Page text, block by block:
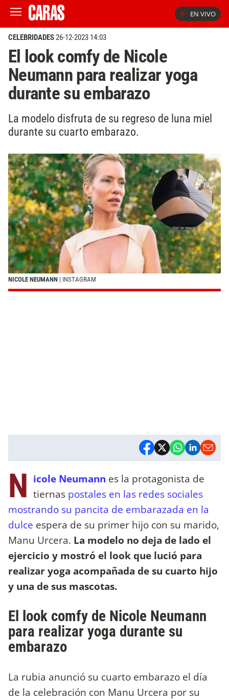
EN VIVO
CELEBRIDADES26-12-2023 14:03
El look comfy de Nicole
Neumann para realizar yoga
durante su embarazo
La modelo disfruta de su regreso de luna miel
durante su cuarto embarazo.
NICOLE NEUMANN | INSTAGRAM
N icole Neumann es la protagonista de
tiernas postales en las redes sociales
mostrando su pancita de embarazada en la
dulce espera de su primer hijo con su marido,
Manu Urcera. La modelo no deja de lado el
ejercicio y mostró el look que lució para
realizar yoga acompañada de su cuarto hijo
y una de sus mascotas.
El look comfy de Nicole Neumann
para realizar yoga durante su
embarazo
La rubia anunció su cuarto embarazo el día
de la celebración con Manu Urcera por su